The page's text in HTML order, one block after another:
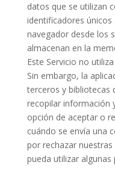
datos que se utilizan
identificadores únicos
navegador desde los
almacenan en la
Este Servicio no
Sin embargo, la
terceros y bibliotecas
recopilar información
opción de aceptar o
cuándo se envía una
por rechazar
pueda utilizar algunas